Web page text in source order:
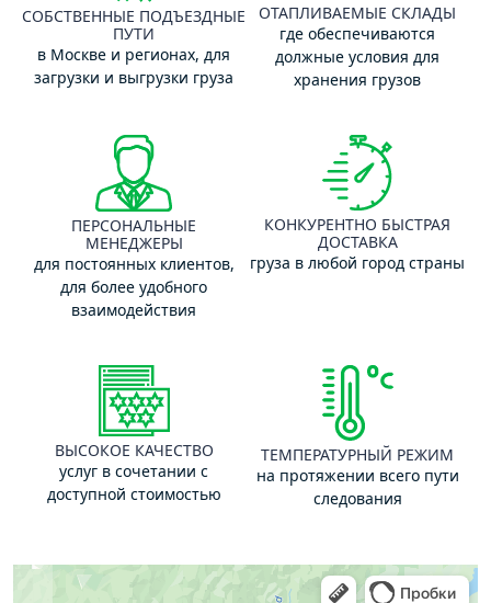
СОБСТВЕННЫЕ ПОДЪЕЗДНЫЕ
ПУТИ
в Москве и регионах, для
загрузки и выгрузки груза
ОТАПЛИВАЕМЫЕ СКЛАДЫ
где обеспечиваются
должные условия для
хранения грузов
ПЕРСОНАЛЬНЫЕ
МЕНЕДЖЕРЫ
для постоянных клиентов,
для более удобного
взаимодействия
КОНКУРЕНТНО БЫСТРАЯ
ДОСТАВКА
груза в любой город страны
ВЫСОКОЕ КАЧЕСТВО
услуг в сочетании с
доступной стоимостью
ТЕМПЕРАТУРНЫЙ РЕЖИМ
на протяжении всего пути
следования